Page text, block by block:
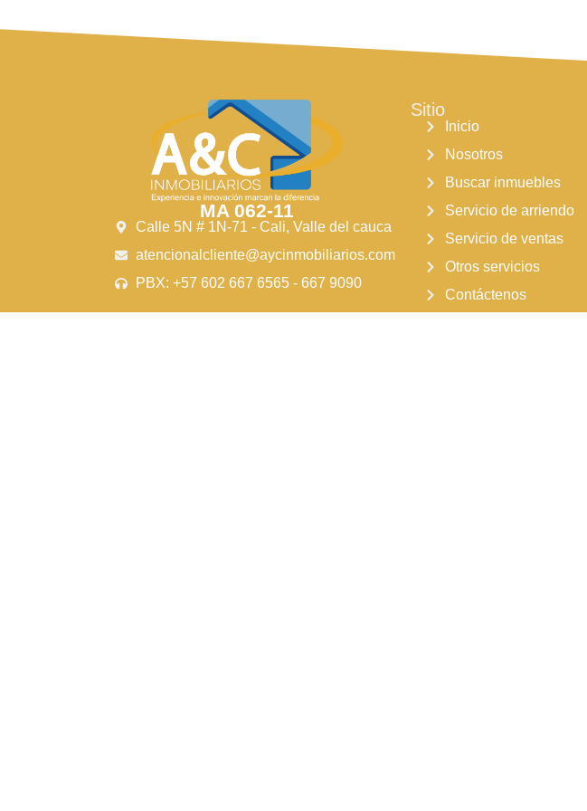
zona infantil, salón social y amplias zonas
verdes, ideales para el descanso y la
la nueva arquitectura caleña, cerca de
centros comerciales, supermercados,
universidades y acceso a vías rapidas
como la av. simón bolívar, lo que facilita la
¡aprovecha esta gran
oportunidad y agenda tu visita!
social y amplias zonas verdes. ubicado
ciudad, transporte público cercano, y una
variedad de servicios como
supermercados, centros comerciales y
colegios, brindándote tranquilidad.¡es el
lugar perfecto para tu nuevo hogar!
MA 062-11
Calle 5N # 1N-71 - Cali, Valle del cauca
atencionalcliente@aycinmobiliarios.com
PBX: +57 602 667 6565 - 667 9090
Sitio
Inicio
Nosotros
Buscar inmuebles
Servicio de arriendo
Servicio de ventas
Otros servicios
Contáctenos